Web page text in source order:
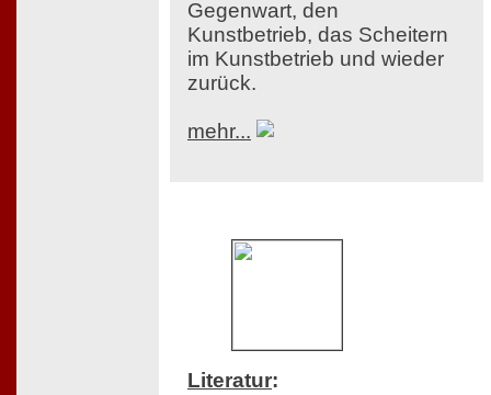
Gegenwart, den
Kunstbetrieb, das Scheitern
im Kunstbetrieb und wieder
zurück.
mehr...
Literatur: